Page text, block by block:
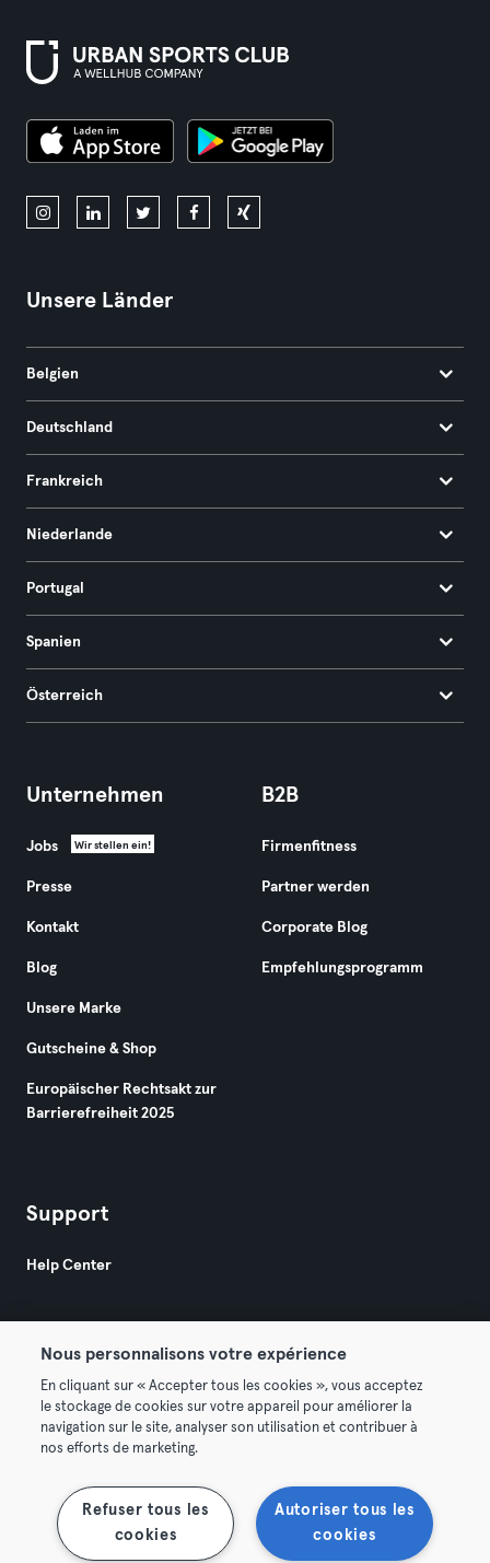
Unsere Länder
Belgien
Deutschland
Frankreich
Niederlande
Portugal
Spanien
Österreich
Unternehmen
Jobs Wir stellen ein!
Presse
Kontakt
Blog
Unsere Marke
Gutscheine & Shop
Europäischer Rechtsakt zur
Barrierefreiheit 2025
B2B
Firmenfitness
Partner werden
Corporate Blog
Empfehlungsprogramm
Support
Help Center
© 2026 Urban Sports Group GmbH. All rights reserved.
AGB Datenschutz
Vertrag hier kündigen Hier Verträge widerrufen
Nous personnalisons votre expérience
En cliquant sur « Accepter tous les cookies », vous acceptez
le stockage de cookies sur votre appareil pour améliorer la
navigation sur le site, analyser son utilisation et contribuer à
nos efforts de marketing.
Autoriser tous les
cookies
Refuser tous les
cookies